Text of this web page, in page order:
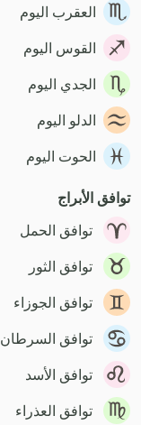
العقرب اليوم
القوس اليوم
الجدي اليوم
الدلو اليوم
الحوت اليوم
توافق الأبراج
توافق الحمل
توافق الثور
توافق الجوزاء
توافق السرطان
توافق الأسد
توافق العذراء